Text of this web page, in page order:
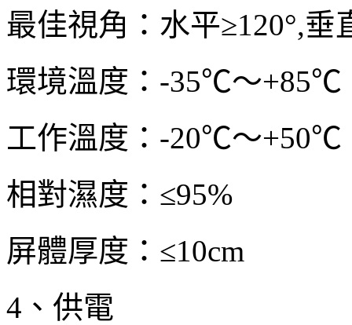
最佳視角：水平≥120°,垂
環境溫度：-35℃～+85℃
工作溫度：-20℃～+50℃
相對濕度：≤95%
屏體厚度：≤10cm
4、供電